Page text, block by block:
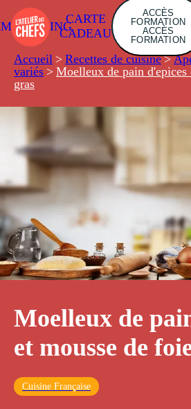
CARTE
CADEAU
ACCÈS
FORMATION
ACCÈS
FORMATION
Accueil > Recettes de cuisine >
variés > Moelleux de pain d'epices
gras
Moelleux de
et mousse de
Cuisine Française